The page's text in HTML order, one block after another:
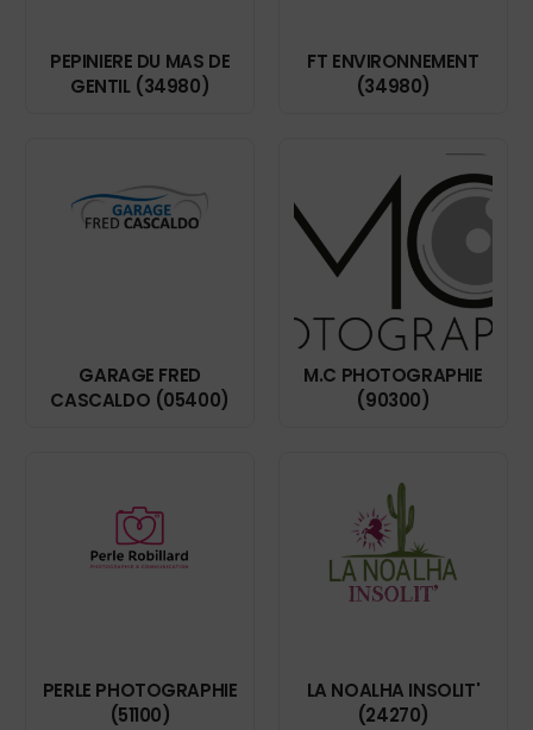
PEPINIERE DU MAS DE
GENTIL (34980)
FT ENVIRONNEMENT
(34980)
GARAGE FRED
CASCALDO (05400)
M.C PHOTOGRAPHIE
(90300)
PERLE PHOTOGRAPHIE
(51100)
LA NOALHA INSOLIT'
(24270)